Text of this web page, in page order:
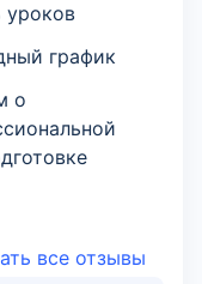
уроков
график
о
все отзывы